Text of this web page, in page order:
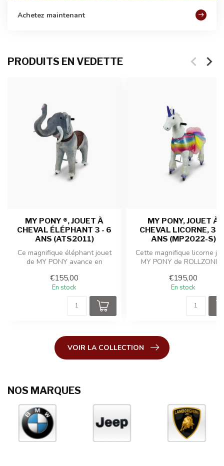
Achetez maintenant
PRODUITS EN VEDETTE
MY PONY ®, JOUET À
CHEVAL ÉLÉPHANT 3 - 6
ANS (ATS2011)
Ce magnifique éléphant jouet
de MY PONY avance en
d...
€155,00
En stock
MY PONY, JOUET À
CHEVAL LICORNE, 3 -
ANS (MP2022-S)
Cette magnifique licorne
MY PONY de
€195,00
En stock
VOIR LA COLLECTION
NOS MARQUES